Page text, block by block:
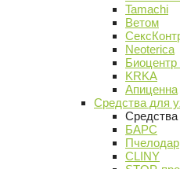
Tamachi
Ветом
Neoterica
KRKA
Апиценна
Средства для
БАРС
Пчелодар
CLINY